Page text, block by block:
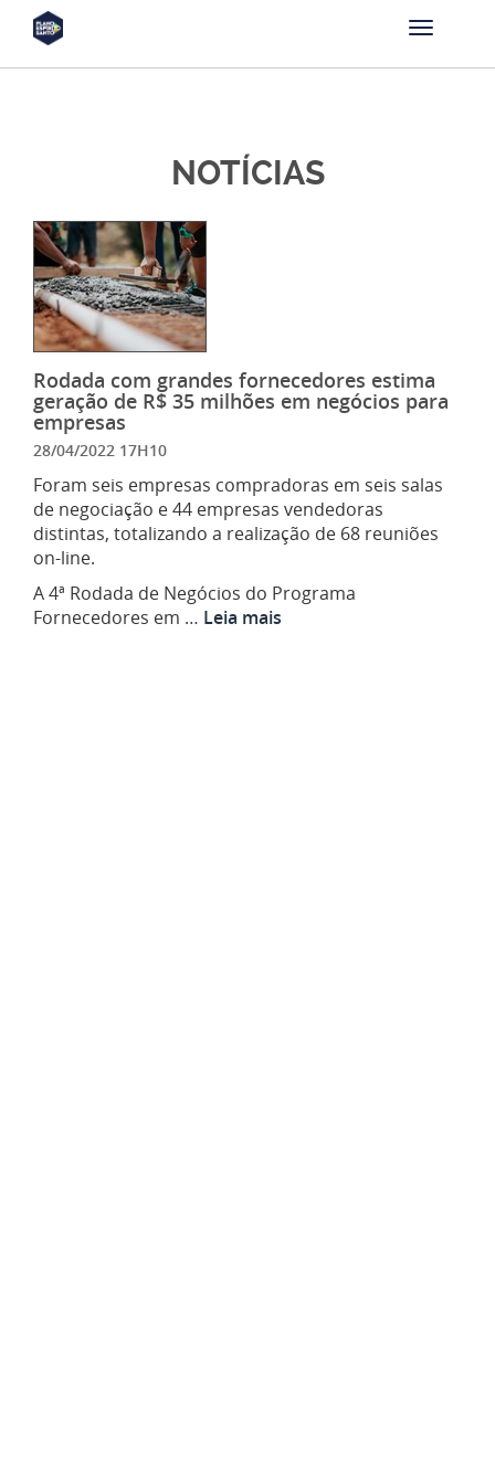
NOTÍCIAS
Rodada com grandes fornecedores estima
geração de R$ 35 milhões em negócios para
empresas
28/04/2022 17H10
Foram seis empresas compradoras em seis salas
de negociação e 44 empresas vendedoras
distintas, totalizando a realização de 68 reuniões
on-line.
A 4ª Rodada de Negócios do Programa
Fornecedores em … Leia mais